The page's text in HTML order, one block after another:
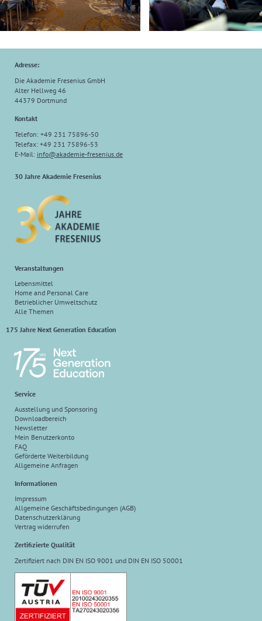
Adresse:
Die Akademie Fresenius GmbH
Alter Hellweg 46
44379 Dortmund
Kontakt
Telefon: +49 231 75896-50
Telefax: +49 231 75896-53
E-Mail: info@akademie-fresenius.de
30 Jahre Akademie Fresenius
Veranstaltungen
Lebensmittel
Home and Personal Care
Betrieblicher Umweltschutz
Alle Themen
175 Jahre Next Generation Education
Service
Ausstellung und Sponsoring
Downloadbereich
Newsletter
Mein Benutzerkonto
FAQ
Geförderte Weiterbildung
Allgemeine Anfragen
Informationen
Impressum
Allgemeine Geschäftsbedingungen (AGB)
Datenschutzerklärung
Vertrag widerrufen
Zertifizierte Qualität
Zertifiziert nach DIN EN ISO 9001 und DIN EN ISO 50001